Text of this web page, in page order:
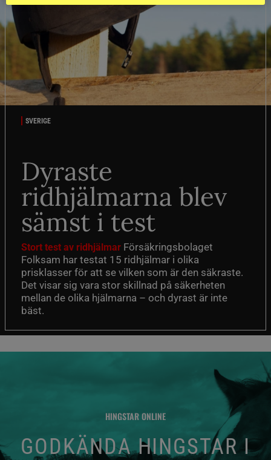
SVERIGE
Dyraste
ridhjälmarna blev
sämst i test
Stort test av ridhjälmar Försäkringsbolaget
Folksam har testat 15 ridhjälmar i olika
prisklasser för att se vilken som är den säkraste.
Det visar sig vara stor skillnad på säkerheten
mellan de olika hjälmarna – och dyrast är inte
bäst.
HINGSTAR ONLINE
GODKÄNDA HINGSTAR I